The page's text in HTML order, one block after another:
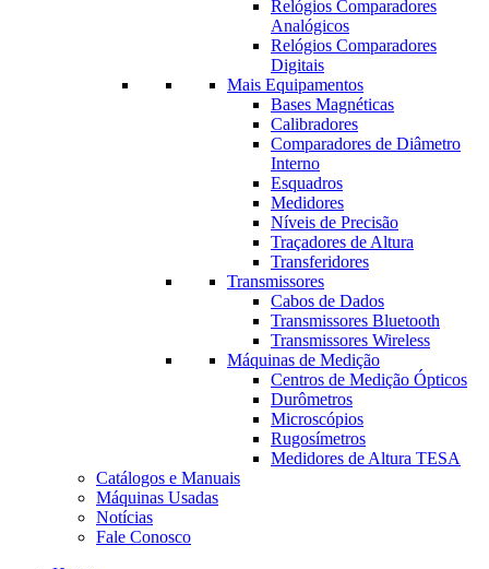
Relógios Comparadores
Analógicos
Relógios Comparadores
Digitais
Mais Equipamentos
Bases Magnéticas
Calibradores
Comparadores de Diâmetro
Interno
Esquadros
Medidores
Níveis de Precisão
Traçadores de Altura
Transferidores
Transmissores
Cabos de Dados
Transmissores Bluetooth
Transmissores Wireless
Máquinas de Medição
Centros de Medição Ópticos
Durômetros
Microscópios
Rugosímetros
Medidores de Altura TESA
Catálogos e Manuais
Máquinas Usadas
Notícias
Fale Conosco